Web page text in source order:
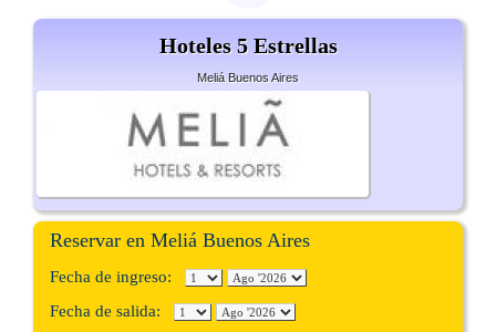
Hoteles 5 Estrellas
Meliá Buenos Aires
Reservar en Meliá Buenos Aires
Fecha de ingreso:
Fecha de salida: